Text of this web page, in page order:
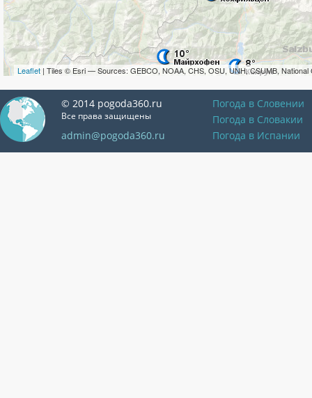
Leaflet | Tiles © Esri — Sources: GEBCO, NOAA, CHS, OSU, UNH, CSUMB, National
© 2014 pogoda360.ru
Все права защищены
admin@pogoda360.ru
Погода в Словении
Погода в Словакии
Погода в Испании